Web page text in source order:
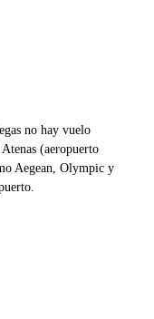
no hay vuelo
(aeropuerto
Aegean, Olympic y